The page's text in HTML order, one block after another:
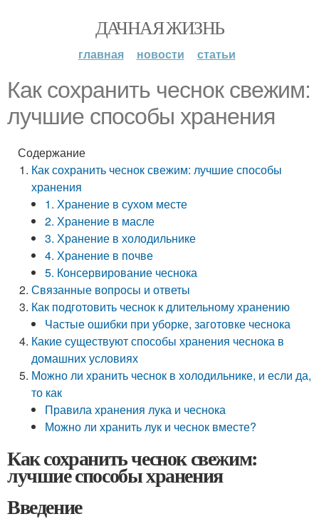
ДАЧНАЯ ЖИЗНЬ
главная новости статьи
Как сохранить чеснок свежим:
лучшие способы хранения
Содержание
Как сохранить чеснок свежим: лучшие способы
хранения
1. Хранение в сухом месте
2. Хранение в масле
3. Хранение в холодильнике
4. Хранение в почве
5. Консервирование чеснока
Связанные вопросы и ответы
Как подготовить чеснок к длительному хранению
Частые ошибки при уборке, заготовке чеснока
Какие существуют способы хранения чеснока в
домашних условиях
Можно ли хранить чеснок в холодильнике, и если да,
то как
Правила хранения лука и чеснока
Можно ли хранить лук и чеснок вместе?
Как сохранить чеснок свежим:
лучшие способы хранения
Введение